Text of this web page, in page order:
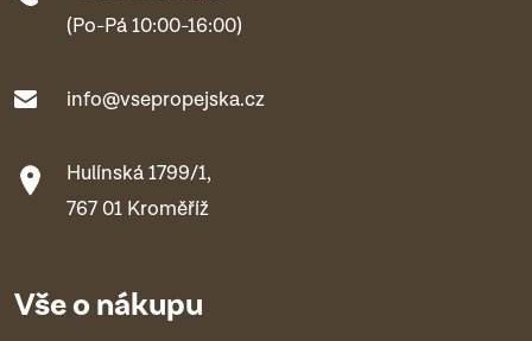
(Po-Pá 10:00-16:00)
info@vsepropejska.cz
Hulínská 1799/1,
767 01 Kroměříž
Vše o nákupu